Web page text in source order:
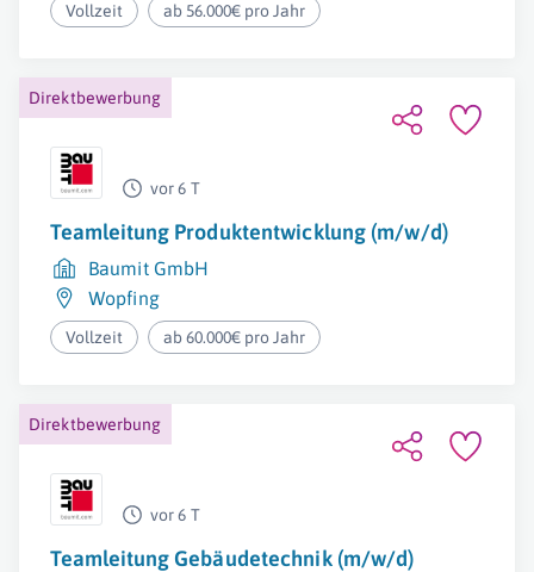
Vollzeit ab 56.000€ pro Jahr
Direktbewerbung
vor 6 T
Teamleitung Produktentwicklung (m/w/d)
Baumit GmbH
Wopfing
Vollzeit ab 60.000€ pro Jahr
Direktbewerbung
vor 6 T
Teamleitung Gebäudetechnik (m/w/d)